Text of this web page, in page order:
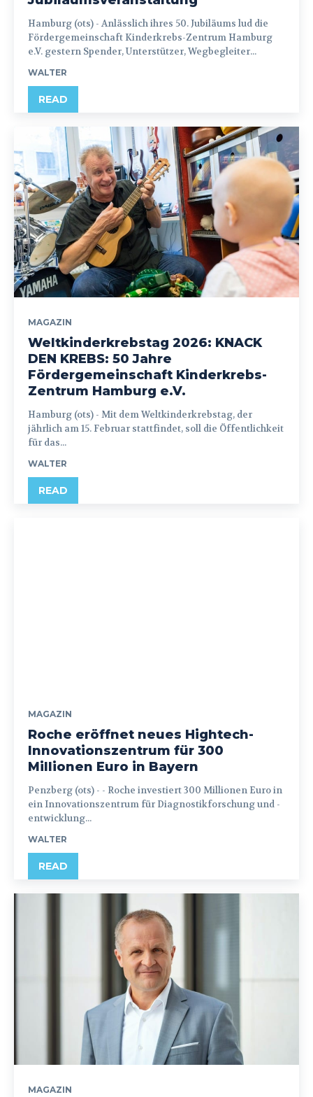
Hamburg (ots) - Anlässlich ihres 50. Jubiläums lud die
Fördergemeinschaft Kinderkrebs-Zentrum Hamburg
e.V. gestern Spender, Unterstützer, Wegbegleiter...
WALTER
READ
MAGAZIN
Weltkinderkrebstag 2026: KNACK
DEN KREBS: 50 Jahre
Fördergemeinschaft Kinderkrebs-
Zentrum Hamburg e.V.
Hamburg (ots) - Mit dem Weltkinderkrebstag, der
jährlich am 15. Februar stattfindet, soll die Öffentlichkeit
für das...
WALTER
READ
MAGAZIN
Roche eröffnet neues Hightech-
Innovationszentrum für 300
Millionen Euro in Bayern
Penzberg (ots) - - Roche investiert 300 Millionen Euro in
ein Innovationszentrum für Diagnostikforschung und -
entwicklung...
WALTER
READ
MAGAZIN